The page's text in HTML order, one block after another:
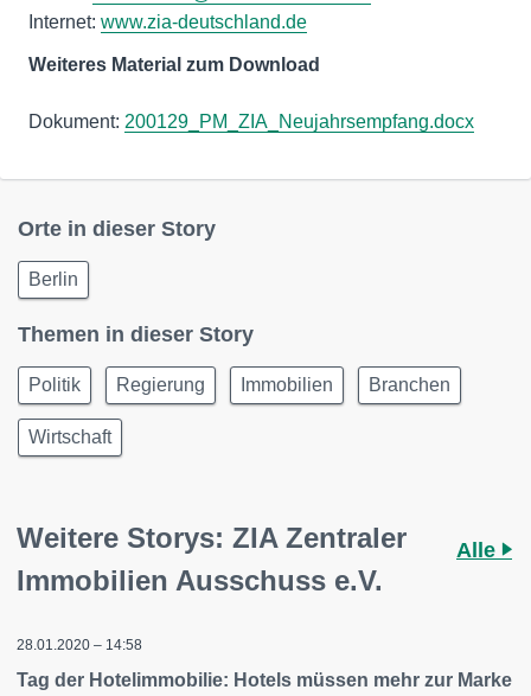
Internet: www.zia-deutschland.de
Weiteres Material zum Download
Dokument: 200129_PM_ZIA_Neujahrsempfang.docx
Orte in dieser Story
Berlin
Themen in dieser Story
Politik Regierung Immobilien Branchen
Wirtschaft
Weitere Storys: ZIA Zentraler
Immobilien Ausschuss e.V.
Alle
28.01.2020 – 14:58
Tag der Hotelimmobilie: Hotels müssen mehr zur Marke